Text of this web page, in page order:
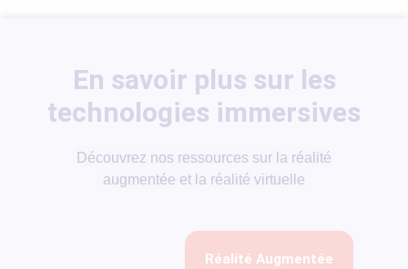
En savoir plus sur les
technologies immersives
Découvrez nos ressources sur la réalité
augmentée et la réalité virtuelle
Réalité Augmentée